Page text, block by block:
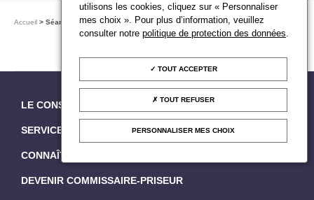
Accueil Séance du Conseil
PUBLIÉ LEJEUDI 6 JUILLET 2023
LE CONSEIL DES MAISONS DE VENTE
SERVICES EN LIGNE
CONNAÎTRE LES VENTES AUX ENCHÈRES
DEVENIR COMMISSAIRE-PRISEUR
utilisons les cookies, cliquez sur « Personnaliser
mes choix ». Pour plus d’information, veuillez
consulter notrepolitique de protection des données
TOUT ACCEPTER
TOUT REFUSER
PERSONNALISER MES CHOIX